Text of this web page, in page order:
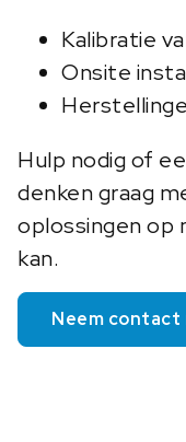
Kalibratie
Onsite
Hulp nodig of
denken graag
oplossingen op
kan.
Neem contact